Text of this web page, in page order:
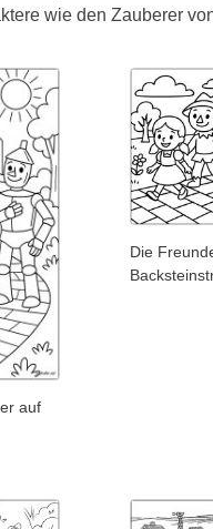
wie den Zauberer
auf
Die